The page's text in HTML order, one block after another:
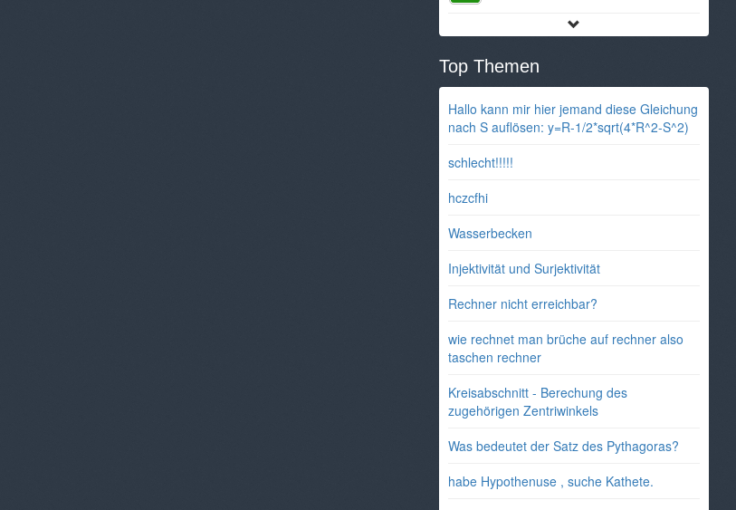
Top Themen
Hallo kann mir hier jemand diese Gleichung
nach S auflösen: y=R-1/2*sqrt(4*R^2-S^2)
schlecht!!!!!
hczcfhi
Wasserbecken
Injektivität und Surjektivität
Rechner nicht erreichbar?
wie rechnet man brüche auf rechner also
taschen rechner
Kreisabschnitt - Berechung des
zugehörigen Zentriwinkels
Was bedeutet der Satz des Pythagoras?
habe Hypothenuse , suche Kathete.